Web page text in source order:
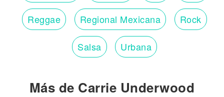
Reggae Regional Mexicana Rock
Salsa Urbana
Más de Carrie Underwood